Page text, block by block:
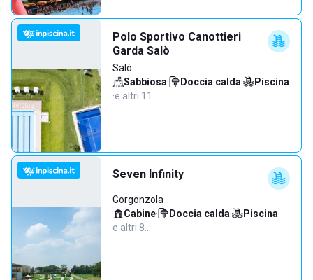
Polo Sportivo Canottieri
Garda Salò
Salò
Sabbiosa· Doccia calda·
Piscina
·e altri 11…
Seven Infinity
Gorgonzola
Cabine· Doccia calda· Piscina·
e altri 8…